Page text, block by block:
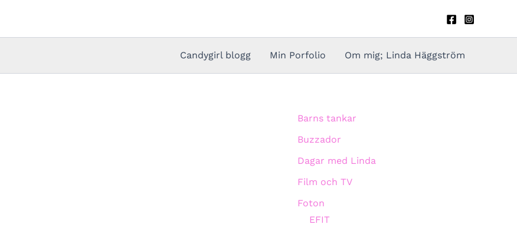
Candygirl blogg Min Porfolio Om mig; Linda Häggström
Barns tankar
Buzzador
Dagar med Linda
Film och TV
Foton
EFIT